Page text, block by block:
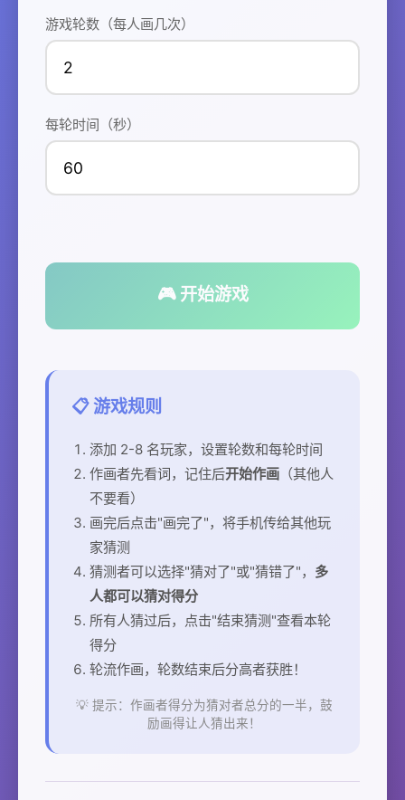
游戏轮数（每人画几次）
每轮时间（秒）
🎮 开始游戏
📋 游戏规则
添加 2-8 名玩家，设置轮数和每轮时间
作画者先看词，记住后开始作画 （其他人
不要看）
画完后点击"画完了"，将手机传给其他玩
家猜测
猜测者可以选择"猜对了"或"猜错了"， 多
人都可以猜对得分
所有人猜过后，点击"结束猜测"查看本轮
得分
轮流作画，轮数结束后分高者获胜！
💡 提示：作画者得分为猜对者总分的一半，鼓
励画得让人猜出来！